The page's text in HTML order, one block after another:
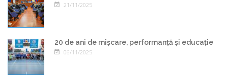
21/11/2025
20 de ani de mișcare, performanță și educație
06/11/2025